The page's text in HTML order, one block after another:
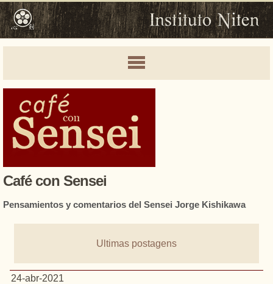
Café con Sensei
Pensamientos y comentarios del Sensei Jorge Kishikawa
Ultimas postagens
24-abr-2021